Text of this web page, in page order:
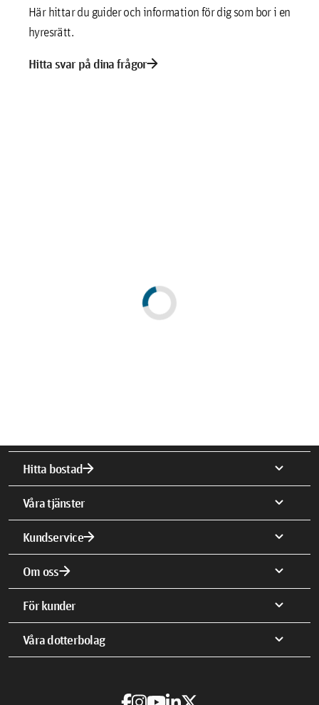
Här hittar du guider och information för dig som bor i en
hyresrätt.
Hitta svar på dina frågorarrow_forward
Hitta bostadarrow_forward expand_more
Våra tjänster expand_more
Kundservicearrow_forward expand_more
Om ossarrow_forward expand_more
För kunder expand_more
Våra dotterbolag expand_more